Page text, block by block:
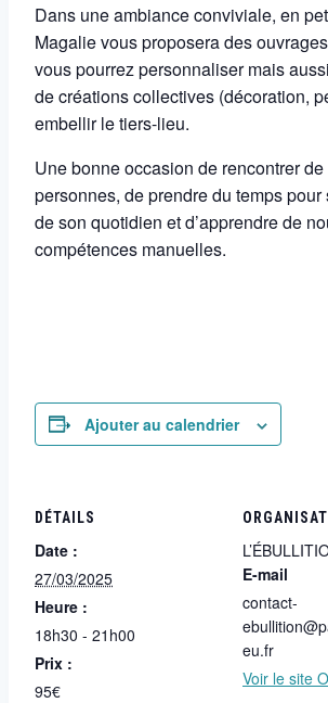
Dans une ambiance conviviale, en
Magalie vous proposera des
vous pourrez personnaliser mais
de créations collectives (décoration,
embellir le tiers-lieu.
Une bonne occasion de rencontrer
personnes, de prendre du temps pour
de son quotidien et d’apprendre de
compétences manuelles.
Ajouter au calendrier
DÉTAILS
Date :
27/03/2025
Heure :
18h30 - 21h00
Prix :
95€
E-mail
contact-
eu.fr
Voir le site